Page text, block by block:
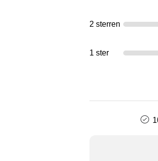
2 sterren
1 ster